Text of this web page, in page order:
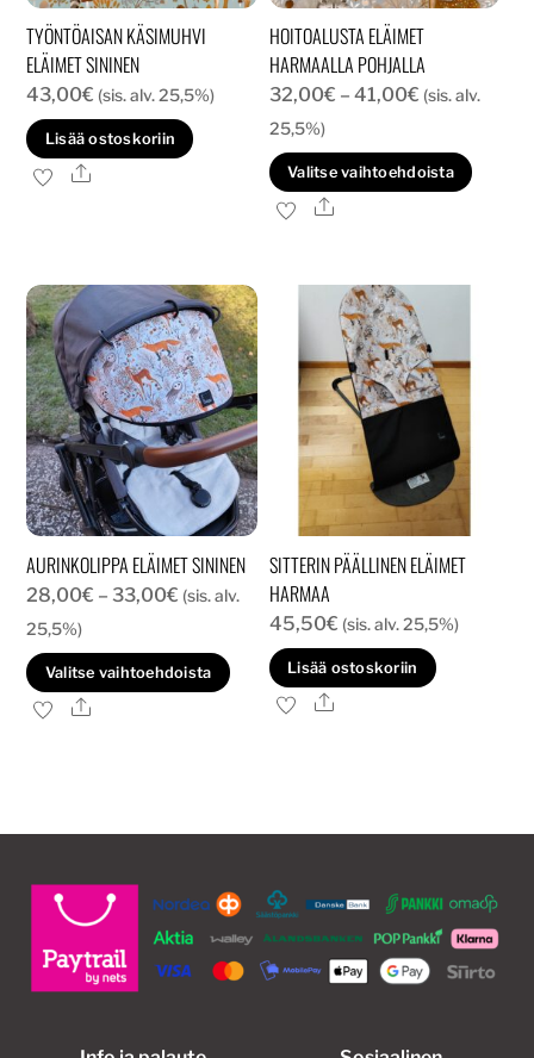
TYÖNTÖAISAN KÄSIMUHVI
ELÄIMET SININEN
43,00€ (sis. alv. 25,5%)
Lisää ostoskoriin
Ale
HOITOALUSTA ELÄIMET
HARMAALLA POHJALLA
32,00€ – 41,00€Hintaluokka:
-
41,00€
(sis. alv.
25,5%)
Valitse vaihtoehdoista
Ale
AURINKOLIPPA ELÄIMET SININEN
28,00€ – 33,00€ Hintaluokka:
-
33,00€
(sis. alv.
25,5%)
Valitse vaihtoehdoista
Tällä
tuotteella
Voit
valinnat
tuotteen
sivulla.
Ale
SITTERIN PÄÄLLINEN ELÄIMET
HARMAA
45,50€ (sis. alv. 25,5%)
Lisää ostoskoriin
Ale